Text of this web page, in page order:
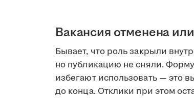
Вакансия отменена
Бывает, что роль закрыли
но публикацию не сняли.
избегают использовать — это
до конца. Отклики при этом